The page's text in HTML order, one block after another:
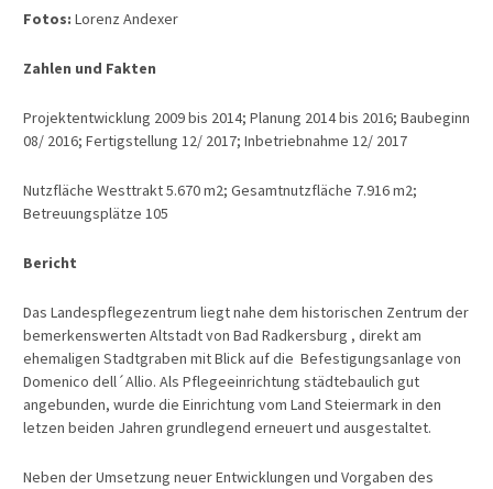
Fotos: Lorenz Andexer
Zahlen und Fakten
Projektentwicklung 2009 bis 2014; Planung 2014 bis 2016; Baubeginn
08/ 2016; Fertigstellung 12/ 2017; Inbetriebnahme 12/ 2017
Nutzfläche Westtrakt 5.670 m2; Gesamtnutzfläche 7.916 m2;
Betreuungsplätze 105
Bericht
Das Landespflegezentrum liegt nahe dem historischen Zentrum der
bemerkenswerten Altstadt von Bad Radkersburg , direkt am
ehemaligen Stadtgraben mit Blick auf die Befestigungsanlage von
Domenico dell´Allio. Als Pflegeeinrichtung städtebaulich gut
angebunden, wurde die Einrichtung vom Land Steiermark in den
letzen beiden Jahren grundlegend erneuert und ausgestaltet.
Neben der Umsetzung neuer Entwicklungen und Vorgaben des